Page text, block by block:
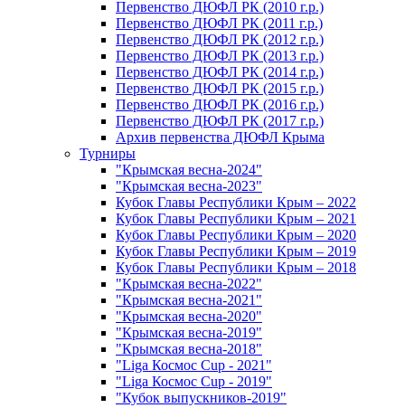
Первенство ДЮФЛ РК (2010 г.р.)
Первенство ДЮФЛ РК (2011 г.р.)
Первенство ДЮФЛ РК (2012 г.р.)
Первенство ДЮФЛ РК (2013 г.р.)
Первенство ДЮФЛ РК (2014 г.р.)
Первенство ДЮФЛ РК (2015 г.р.)
Первенство ДЮФЛ РК (2016 г.р.)
Первенство ДЮФЛ РК (2017 г.р.)
Архив первенства ДЮФЛ Крыма
Турниры
"Крымская весна-2024"
"Крымская весна-2023"
Кубок Главы Республики Крым – 2022
Кубок Главы Республики Крым – 2021
Кубок Главы Республики Крым – 2020
Кубок Главы Республики Крым – 2019
Кубок Главы Республики Крым – 2018
"Крымская весна-2022"
"Крымская весна-2021"
"Крымская весна-2020"
"Крымская весна-2019"
"Крымская весна-2018"
"Liga Космос Cup - 2021"
"Liga Космос Cup - 2019"
"Кубок выпускников-2019"